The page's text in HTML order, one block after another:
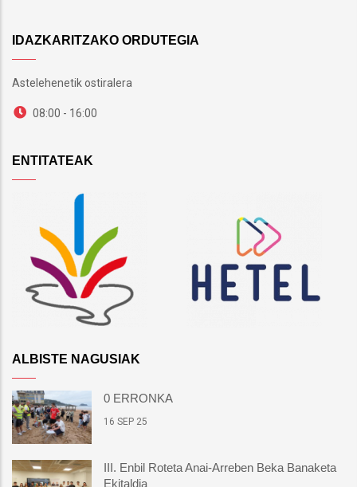
IDAZKARITZAKO ORDUTEGIA
Astelehenetik ostiralera
08:00 - 16:00
ENTITATEAK
ALBISTE NAGUSIAK
0 ERRONKA
16 SEP 25
III. Enbil Roteta Anai-Arreben Beka Banaketa
Ekitaldia